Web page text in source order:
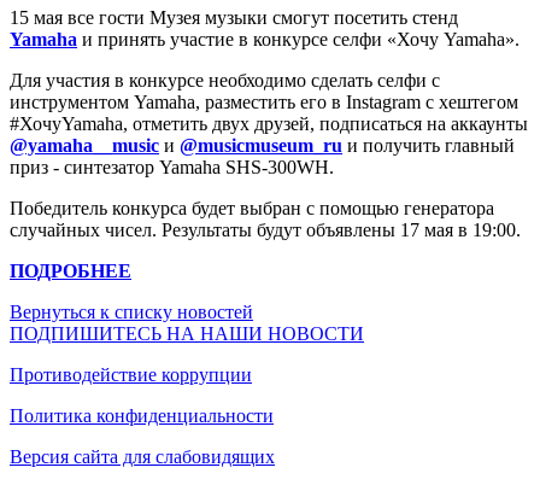
15 мая все гости Музея музыки смогут посетить стенд
Yamaha и принять участие в конкурсе селфи «Хочу Yamaha».
Для участия в конкурсе необходимо сделать селфи с
инструментом Yamaha, разместить его в Instagram c хештегом
#ХочуYamaha, отметить двух друзей, подписаться на аккаунты
@yamaha__music и @musicmuseum_ru и получить главный
приз - синтезатор Yamaha SHS-300WH.
Победитель конкурса будет выбран с помощью генератора
случайных чисел. Результаты будут объявлены 17 мая в 19:00.
ПОДРОБНЕЕ
Вернуться к списку новостей
ПОДПИШИТЕСЬ НА НАШИ НОВОСТИ
Противодействие коррупции
Политика конфиденциальности
Версия сайта для слабовидящих